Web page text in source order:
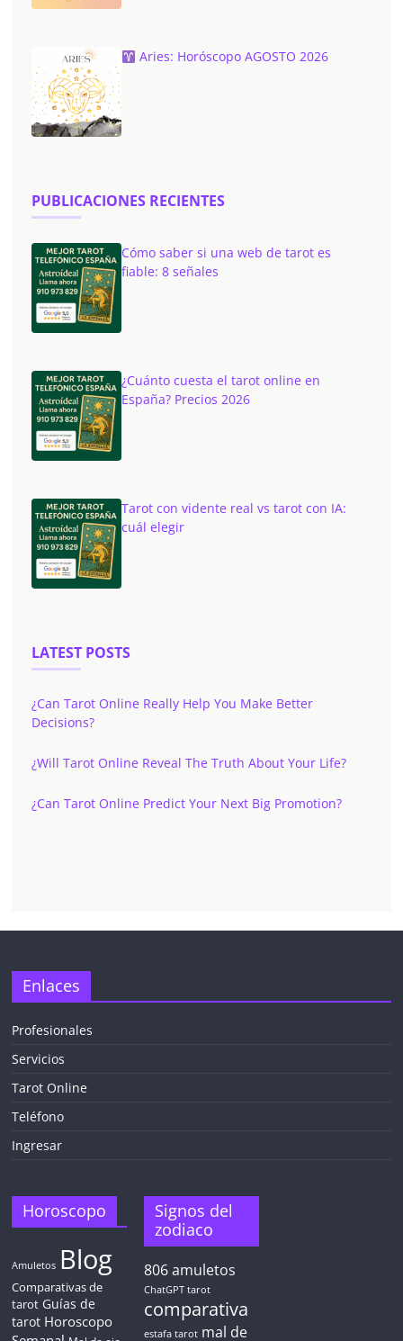
Aries: Horóscopo AGOSTO 2026
PUBLICACIONES RECIENTES
Cómo saber si una web de tarot es
fiable: 8 señales
¿Cuánto cuesta el tarot online en
España? Precios 2026
Tarot con vidente real vs tarot con IA:
cuál elegir
LATEST POSTS
¿Can Tarot Online Really Help You Make Better
Decisions?
¿Will Tarot Online Reveal The Truth About Your Life?
¿Can Tarot Online Predict Your Next Big Promotion?
TAROT GRATIS
✓ Sin cargos automáticos. El chat se detiene al finalizar el
crédito
Enlaces
Profesionales
Servicios
Tarot Online
Teléfono
Ingresar
Horoscopo
Amuletos Blog
Comparativas de
tarot Guías de
tarot Horoscopo
Signos del
zodiaco
806amuletos
ChatGPT tarot
comparativa
estafa tarot mal de